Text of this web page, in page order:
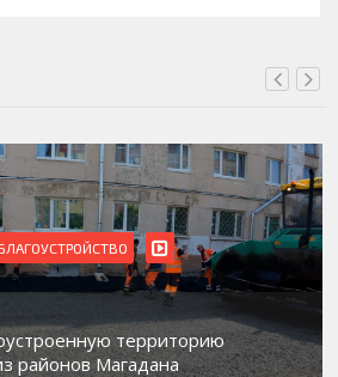
к пилотному проекту по
из групп
риска «Переправа»